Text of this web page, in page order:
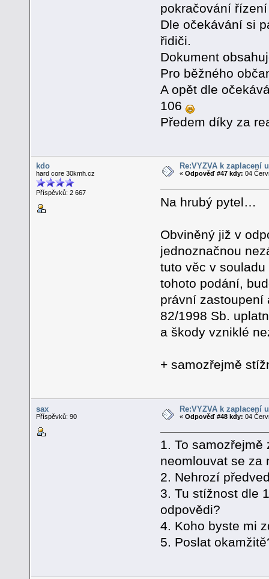
pokračování
Dle očekávání si
řidiči.
Dokument
Pro běžného
A opět dle
106
Předem díky za
kdo
hard core 30kmh.cz
Příspěvků: 2 667
Re:VÝZVA k zaplacení
«Odpověď #47 kdy: 04
Na hrubý pytel…
Obviněný již v
jednoznačnou
tuto věc v
tohoto podání,
právní zastoupení
82/1998 Sb.
a škody vzniklé
+ samozřejmě
sax
Příspěvků: 90
Re:VÝZVA k zaplacení
«Odpověď #48 kdy: 04
1. To
neomlouvat se za
2. Nehrozí
3. Tu stížnost dle
odpovědi?
4. Koho byste mi
5. Poslat